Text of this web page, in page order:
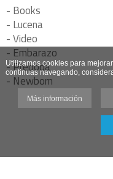
- Books
- Lucena
- Video
- Embarazo
- Preboda
- Newborn
Utilizamos cookies para
continuas navegando,
Más información